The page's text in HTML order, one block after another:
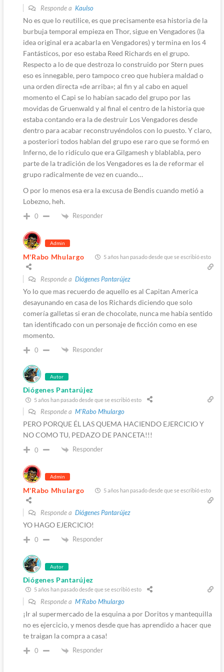
Responde a Kaulso
No es que lo reutilice, es que precisamente esa historia de la
burbuja temporal empieza en Thor, sigue en Vengadores (la
idea original era acabarla en Vengadores) y termina en los 4
Fantásticos, por eso estaba Reed Richards en el grupo.
Respecto a lo de que destroza lo construido por Stern pues
eso es innegable, pero tampoco creo que hubiera maldad o
una orden directa «de arriba»; al fin y al cabo en aquel
momento el Capi se lo habían sacado del grupo por las
movidas de Gruenwald y al final el centro de la historia que
estaba contando era la de destruir Los Vengadores desde
dentro para acabar reconstruyéndolos con lo puesto. Y claro,
a posteriori todos hablan del grupo ese raro que se formó en
Inferno, de lo ridículo que era Gilgamesh y blablabla, pero
parte de la tradición de los Vengadores es la de reformar el
grupo radicalmente de vez en cuando…
O por lo menos esa era la excusa de Bendis cuando metió a
Lobezno, heh.
0 Responder
Admin
M'Rabo Mhulargo 5 años han pasado desde que se escribió esto
Responde a Diógenes Pantarújez
Yo lo que mas recuerdo de aquello es al Capitan America
desayunando en casa de los Richards diciendo que solo
comería galletas si eran de chocolate, nunca me había sentido
tan identificado con un personaje de ficción como en ese
momento.
0 Responder
Autor
Diógenes Pantarújez
5 años han pasado desde que se escribió esto
Responde a M'Rabo Mhulargo
PERO PORQUE ÉL LAS QUEMA HACIENDO EJERCICIO Y
NO COMO TU, PEDAZO DE PANCETA!!!
0 Responder
Admin
M'Rabo Mhulargo 5 años han pasado desde que se escribió esto
Responde a Diógenes Pantarújez
YO HAGO EJERCICIO!
0 Responder
Autor
Diógenes Pantarújez
5 años han pasado desde que se escribió esto
Responde a M'Rabo Mhulargo
¡Ir al supermercado de la esquina a por Doritos y mantequilla
no es ejercicio, y menos desde que has aprendido a hacer que
te traigan la compra a casa!
0 Responder